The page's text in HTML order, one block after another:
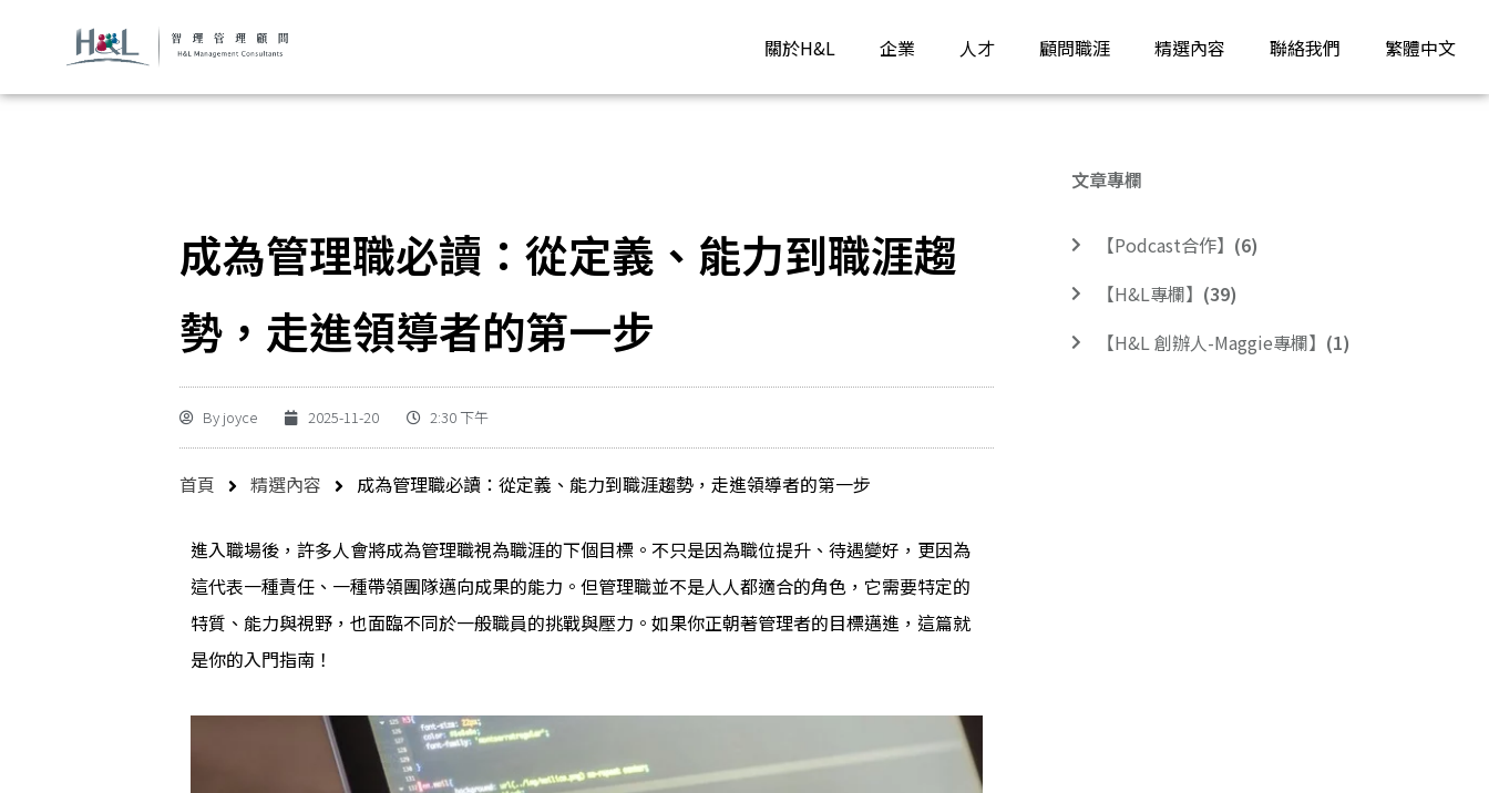
關於H&L 企業 人才 顧問職涯 精選內容 聯絡我們 繁體中文
成為管理職必讀：從定義、能力到職涯趨
勢，走進領導者的第一步
By joyce 2025-11-20 2:30 下午
首頁 精選內容 成為管理職必讀：從定義、能力到職涯趨勢，走進領導者的第一步
進入職場後，許多人會將成為管理職視為職涯的下個目標。不只是因為職位提升、待遇變好，更因為
這代表一種責任、一種帶領團隊邁向成果的能力。但管理職並不是人人都適合的角色，它需要特定的
特質、能力與視野，也面臨不同於一般職員的挑戰與壓力。如果你正朝著管理者的目標邁進，這篇就
是你的入門指南！
文章專欄
【Podcast合作】 (6)
【H&L專欄】 (39)
【H&L 創辦人-Maggie專欄】 (1)